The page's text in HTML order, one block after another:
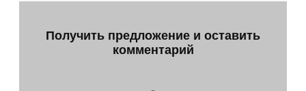
Получить предложение и оставить
комментарий